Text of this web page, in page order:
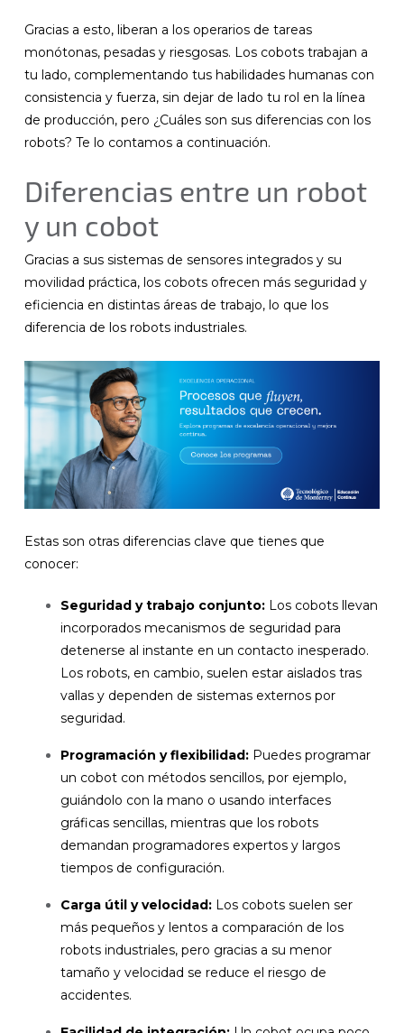
Gracias a esto, liberan a los operarios de tareas
monótonas, pesadas y riesgosas. Los cobots trabajan a
tu lado, complementando tus habilidades humanas con
consistencia y fuerza, sin dejar de lado tu rol en la línea
de producción, pero ¿Cuáles son sus diferencias con los
robots? Te lo contamos a continuación.
Diferencias entre un robot
y un cobot
Gracias a sus sistemas de sensores integrados y su
movilidad práctica, los cobots ofrecen más seguridad y
eficiencia en distintas áreas de trabajo, lo que los
diferencia de los robots industriales.
Estas son otras diferencias clave que tienes que
conocer:
Seguridad y trabajo conjunto: Los cobots llevan
incorporados mecanismos de seguridad para
detenerse al instante en un contacto inesperado.
Los robots, en cambio, suelen estar aislados tras
vallas y dependen de sistemas externos por
seguridad.
Programación y flexibilidad: Puedes programar
un cobot con métodos sencillos, por ejemplo,
guiándolo con la mano o usando interfaces
gráficas sencillas, mientras que los robots
demandan programadores expertos y largos
tiempos de configuración.
Carga útil y velocidad: Los cobots suelen ser
más pequeños y lentos a comparación de los
robots industriales, pero gracias a su menor
tamaño y velocidad se reduce el riesgo de
accidentes.